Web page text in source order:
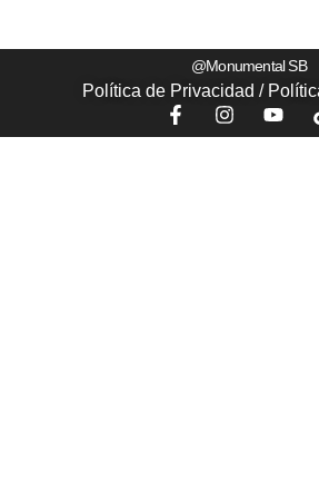
@Monumental SB
Política de Privacidad /